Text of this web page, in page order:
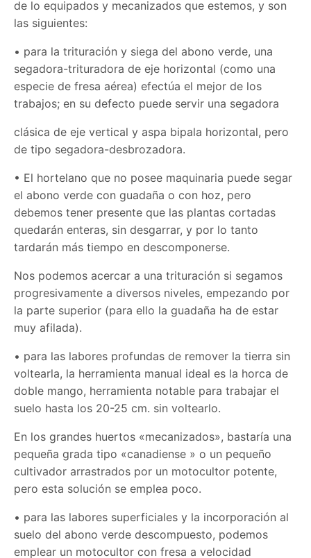
de lo equipados y mecanizados que estemos, y son
las siguientes:
• para la trituración y siega del abono verde, una
segadora-trituradora de eje horizontal (como una
especie de fresa aérea) efectúa el mejor de los
trabajos; en su defecto puede servir una segadora
clásica de eje vertical y aspa bipala horizontal, pero
de tipo segadora-desbrozadora.
• El hortelano que no posee maquinaria puede segar
el abono verde con guadaña o con hoz, pero
debemos tener presente que las plantas cortadas
quedarán enteras, sin desgarrar, y por lo tanto
tardarán más tiempo en descomponerse.
Nos podemos acercar a una trituración si segamos
progresivamente a diversos niveles, empezando por
la parte superior (para ello la guadaña ha de estar
muy afilada).
• para las labores profundas de remover la tierra sin
voltearla, la herramienta manual ideal es la horca de
doble mango, herramienta notable para trabajar el
suelo hasta los 20-25 cm. sin voltearlo.
En los grandes huertos «mecanizados», bastaría una
pequeña grada tipo «canadiense » o un pequeño
cultivador arrastrados por un motocultor potente,
pero esta solución se emplea poco.
• para las labores superficiales y la incorporación al
suelo del abono verde descompuesto, podemos
emplear un motocultor con fresa a velocidad